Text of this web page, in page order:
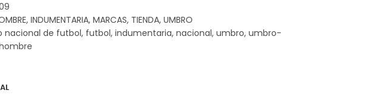
, INDUMENTARIA, MARCAS, TIENDA, UMBRO
nacional de futbol, futbol, indumentaria, nacional, umbro, umbro-